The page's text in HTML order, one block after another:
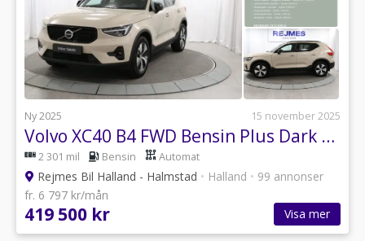
Ny 2025 15 november 2025
Volvo XC40 B4 FWD Bensin Plus Dark |Drag |Kamera |Elstol
2 301 mil Bensin Automat
Rejmes Bil Halland - Halmstad • Halland • 99 annonser
fr. 6 797 kr/mån
419 500 kr Visa mer